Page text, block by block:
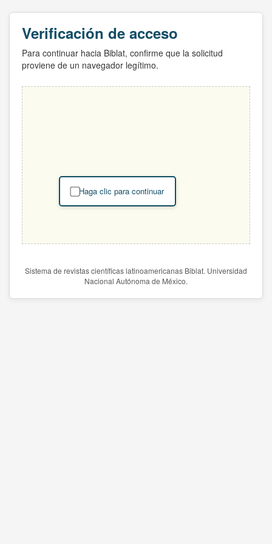
Verificación de acceso
Para continuar hacia Biblat, confirme que la solicitud
proviene de un navegador legítimo.
Haga clic para continuar
Sistema de revistas científicas latinoamericanas Biblat. Universidad
Nacional Autónoma de México.